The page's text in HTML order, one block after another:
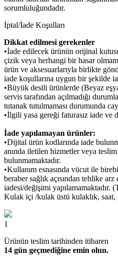
sorumluluğundadır.
İptal/İade Koşulları
Dikkat edilmesi gerekenler
•İade edilecek ürünün orijinal
çizik veya herhangi bir hasar
ürün ve aksesuarlarıyla birlikte
iade koşullarına uygun bir şekilde
•Büyük desili ürünlerde (Beyaz
servis tarafından açılmadığı
tutanak tutulmaması durumunda
•İlgili yasa gereği faturasız iade ve
İade yapılamayan ürünler:
•Dijital ürün kodlarında iade
anında iletilen hizmetler veya
bulunmamaktadır.
•Kullanım esnasında vücut ile
beraber sağlık açısından tehlike
iadesi/değişimi yapılamamaktadır.
Kulak içi /kulak üstü kulaklık, saat,
1
Ürünün teslim tarihinden itibaren
14 gün geçmediğine emin olun.